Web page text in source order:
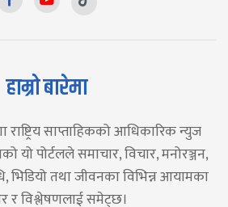
हाम्रो बारेमा
साप्ताहिकको आधिकारिक न्युज
यो पोर्टलले समाचार, विचार, मनोरञ्जन,
भिडियो तथा जीवनका विभिन्न आयामका
र विश्लेषणलाई समेट्छ।